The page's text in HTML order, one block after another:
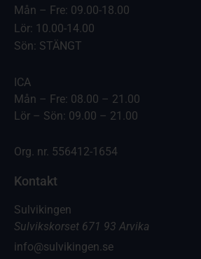
Mån – Fre: 09.00-18.00
Lör: 10.00-14.00
Sön: STÄNGT
ICA
Mån – Fre: 08.00 – 21.00
Lör – Sön: 09.00 – 21.00
Org. nr. 556412-1654
Kontakt
Sulvikingen
Sulvikskorset 671 93 Arvika
info@sulvikingen.se